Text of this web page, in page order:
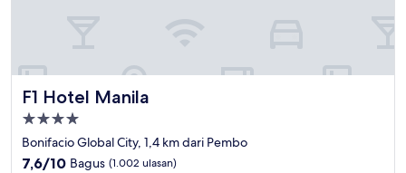
F1 Hotel Manila
F1 Hotel Manila
Properti
bintang
4.0
Bonifacio Global City, 1,4 km dari Pembo
7.6
7,6/10 Bagus (1.002 ulasan)